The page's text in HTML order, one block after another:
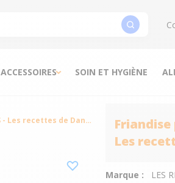
ACCESSOIRES SOIN ET HYGIÈNE
Les
Marque :
LES
Friandise pour chien fromage séché nature S - Les recettes de Daniel